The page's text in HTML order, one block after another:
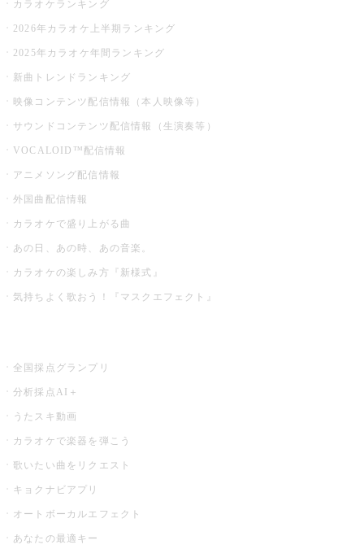
カラオケランキング
2026年カラオケ上半期ランキング
2025年カラオケ年間ランキング
新曲トレンドランキング
映像コンテンツ配信情報（本人映像等）
サウンドコンテンツ配信情報（生演奏等）
VOCALOID™配信情報
アニメソング配信情報
外国曲配信情報
カラオケで盛り上がる曲
あの日、あの時、あの音楽。
カラオケの楽しみ方『新様式』
気持ちよく歌おう！『マスクエフェクト』
全国採点グランプリ
分析採点AI＋
うたスキ動画
カラオケで楽器を弾こう
歌いたい曲をリクエスト
キョクナビアプリ
オートボーカルエフェクト
あなたの最適キー